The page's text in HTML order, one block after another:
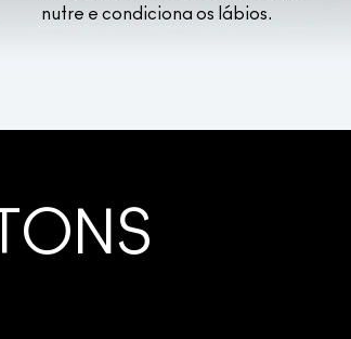
nutre e condiciona os lábios.